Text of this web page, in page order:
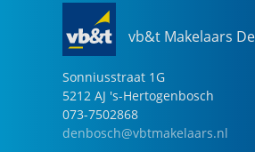
vb&t Makelaars
Sonniusstraat 1G
5212 AJ 's-Hertogenbosch
073-7502868
denbosch@vbtmakelaars.nl